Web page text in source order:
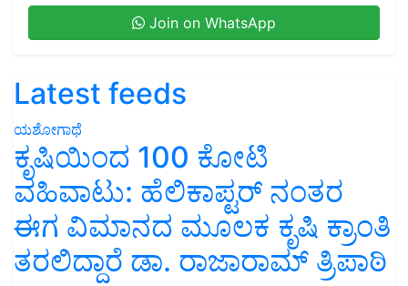
Join on WhatsApp
Latest feeds
ಯಶೋಗಾಥೆ
ಕೃಷಿಯಿಂದ 100 ಕೋಟಿ
ವಹಿವಾಟು: ಹೆಲಿಕಾಪ್ಟರ್ ನಂತರ
ಈಗ ವಿಮಾನದ ಮೂಲಕ ಕೃಷಿ ಕ್ರಾಂತಿ
ತರಲಿದ್ದಾರೆ ಡಾ. ರಾಜಾರಾಮ್ ತ್ರಿಪಾಠಿ